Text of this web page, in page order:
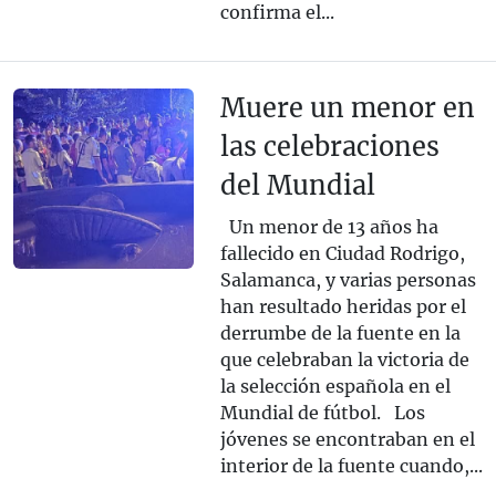
confirma el...
Muere un menor en
las celebraciones
del Mundial
Un menor de 13 años ha
fallecido en Ciudad Rodrigo,
Salamanca, y varias personas
han resultado heridas por el
derrumbe de la fuente en la
que celebraban la victoria de
la selección española en el
Mundial de fútbol. Los
jóvenes se encontraban en el
interior de la fuente cuando,...